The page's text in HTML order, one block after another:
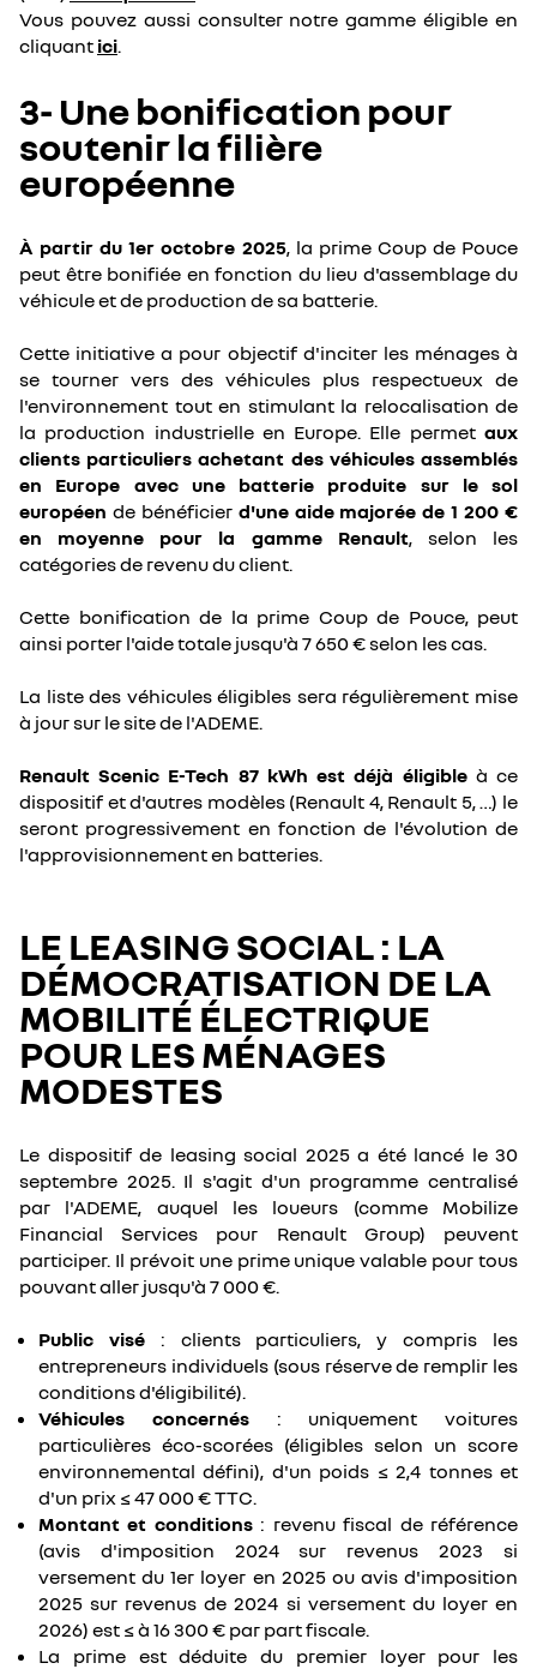
Vous pouvez aussi consulter notre gamme éligible en
cliquant ici.
3- Une bonification pour
soutenir la filière
européenne
À partir du 1er octobre 2025, la prime Coup de Pouce
peut être bonifiée en fonction du lieu d'assemblage du
véhicule et de production de sa batterie.
Cette initiative a pour objectif d'inciter les ménages à
se tourner vers des véhicules plus respectueux de
l'environnement tout en stimulant la relocalisation de
la production industrielle en Europe. Elle permet aux
clients particuliers achetant des véhicules assemblés
en Europe avec une batterie produite sur le sol
européen de bénéficier d'une aide majorée de 1 200 €
en moyenne pour la gamme Renault, selon les
catégories de revenu du client.
Cette bonification de la prime Coup de Pouce, peut
ainsi porter l'aide totale jusqu'à 7 650 € selon les cas.
La liste des véhicules éligibles sera régulièrement mise
à jour sur le site de l'ADEME.
Renault Scenic E-Tech 87 kWh est déjà éligibleà ce
dispositif et d'autres modèles (Renault 4, Renault 5, …) le
seront progressivement en fonction de l'évolution de
l'approvisionnement en batteries.
LE LEASING SOCIAL : LA
DÉMOCRATISATION DE LA
MOBILITÉ ÉLECTRIQUE
POUR LES MÉNAGES
MODESTES
Le dispositif de leasing social 2025 a été lancé le 30
septembre 2025. Il s'agit d'un programme centralisé
par l'ADEME, auquel les loueurs (comme Mobilize
Financial Services pour Renault Group) peuvent
participer. Il prévoit une prime unique valable pour tous
pouvant aller jusqu'à 7 000 €.
Public visé: clients particuliers, y compris les
entrepreneurs individuels (sous réserve de remplir les
conditions d'éligibilité).
Véhicules concernés: uniquement voitures
particulières éco-scorées (éligibles selon un score
environnemental défini), d'un poids ≤ 2,4 tonnes et
d'un prix ≤ 47 000 € TTC.
Montant et conditions: revenu fiscal de référence
(avis d'imposition 2024 sur revenus 2023 si
versement du 1er loyer en 2025 ou avis d'imposition
2025 sur revenus de 2024 si versement du loyer en
2026) est ≤ à 16 300 € par part fiscale.
La prime est déduite du premier loyer pour les